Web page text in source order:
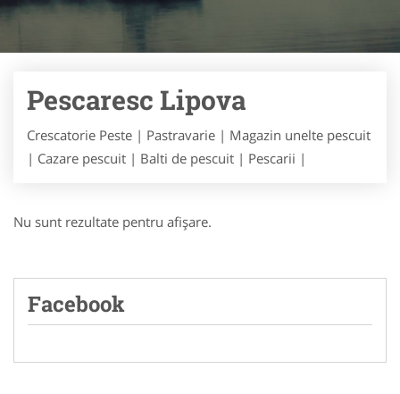
Pescaresc Lipova
Crescatorie Peste | Pastravarie | Magazin unelte pescuit
| Cazare pescuit | Balti de pescuit | Pescarii |
Nu sunt rezultate pentru afişare.
Facebook